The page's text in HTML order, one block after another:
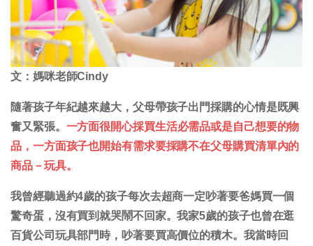
文：媽咪老師Cindy
隨著孩子年紀越來越大，父母帶孩子出門採購的心情是既興
奮又緊張。 一方面很開心採買生活必需品或是自己想要的物
品，一方面孩子也開始有需求要採購不在父母購買清單內的
商品－玩具。
我曾經聽過約4歲的孩子每次去超商一定吵著要爸媽買一個
驚奇蛋，沒有買到就哭鬧不回家。我家5歲的孩子也曾在逛
百貨公司玩具部門時，吵著要買高價位的積木。我當時回